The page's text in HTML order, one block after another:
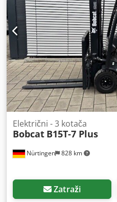
Nürtingen 828 km
Električni - 3 kotača
Bobcat B15T-7 Plus
Zatraži